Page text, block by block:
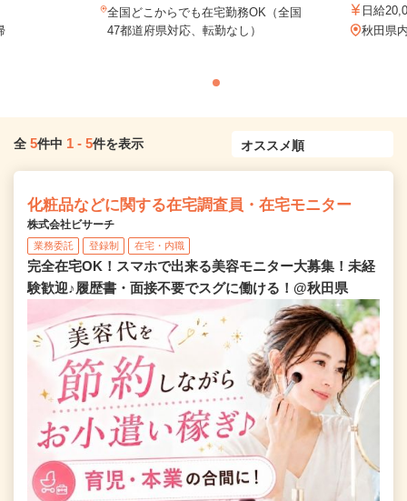
全国どこからでも在宅勤務OK（全国
47都道府県対応、転勤なし）
日給
秋田県
全 5件中 1 - 5件を表示
化粧品などに関する在宅調査員・在宅モニター
株式会社ビサーチ
業務委託 登録制 在宅・内職
完全在宅OK！スマホで出来る美容モニター大募集！未経
験歓迎♪履歴書・面接不要でスグに働ける！@秋田県